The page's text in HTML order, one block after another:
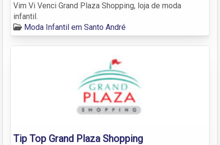
Vim Vi Venci Grand Plaza Shopping, loja de moda
infantil.
Moda Infantil em Santo André
Tip Top Grand Plaza Shopping